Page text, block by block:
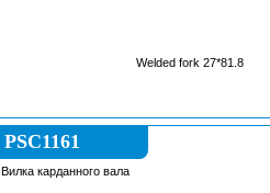
Welded fork 27*81.8
PSC1161
Вилка карданного вала